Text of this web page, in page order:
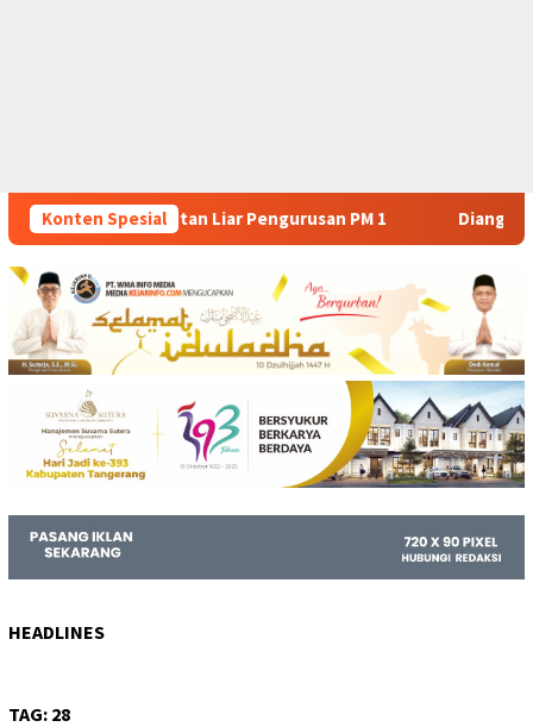
Konten Spesial
PM 1 Dianggap Tidak Profesional, PT.
HEADLINES
TAG: 28